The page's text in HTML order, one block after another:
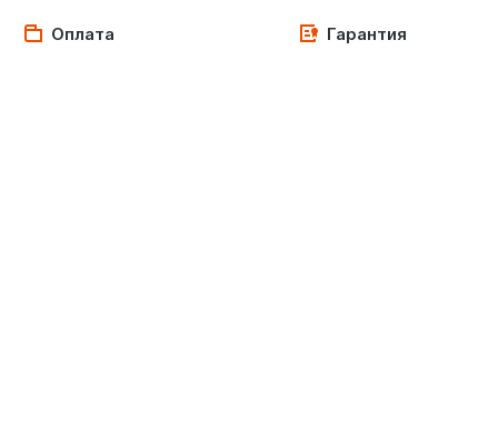
Оплата Гарантия